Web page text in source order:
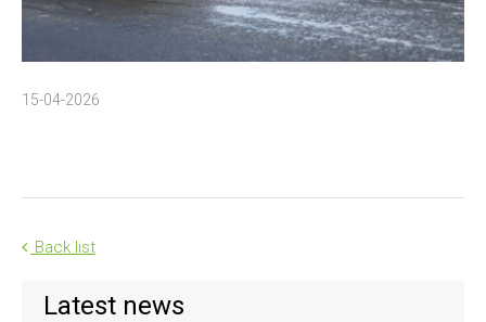
15-04-2026
Back list
Latest news